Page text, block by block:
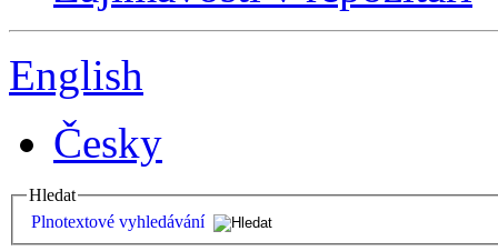
English
Česky
Hledat
Plnotextové vyhledávání